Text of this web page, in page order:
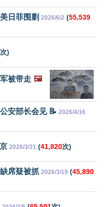
日菲围剿 2026/6/2 (55,539
次)
被带走 🖼️
安部长会见 📝 2026/4/16
2026/3/31 (41,820次)
席疑被抓 2026/3/19 (45,890